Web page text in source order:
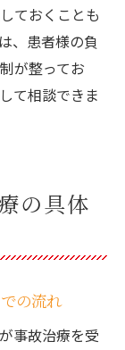
ておくことも
、患者様の負
が整ってお
て相談できま
の具体
の流れ
事故治療を受